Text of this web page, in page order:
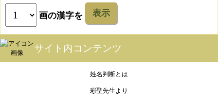
画の漢字を 表示
サイト内コンテンツ
姓名判断とは
彩聖先生より